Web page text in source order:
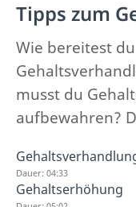
Tipps zum
Wie bereitest
musst du
aufbewahren?
Dauer: 04:33
Gehaltserhöhung